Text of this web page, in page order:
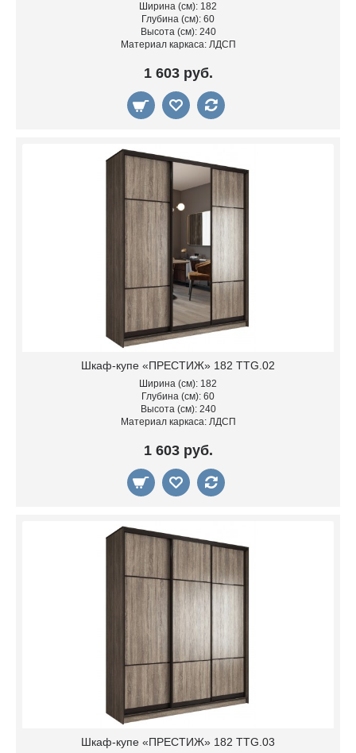
Ширина (см): 182
Глубина (см): 60
Высота (см): 240
Материал каркаса: ЛДСП
1 603 руб.
Шкаф-купе «ПРЕСТИЖ» 182 TTG.02
Ширина (см): 182
Глубина (см): 60
Высота (см): 240
Материал каркаса: ЛДСП
1 603 руб.
Шкаф-купе «ПРЕСТИЖ» 182 TTG.03